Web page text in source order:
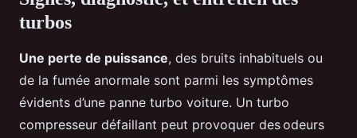
turbos
Une perte de puissance, des bruits inhabituels ou
de la fumée anormale sont parmi les symptômes
évidents d’une panne turbo voiture. Un turbo
compresseur défaillant peut provoquer des odeurs